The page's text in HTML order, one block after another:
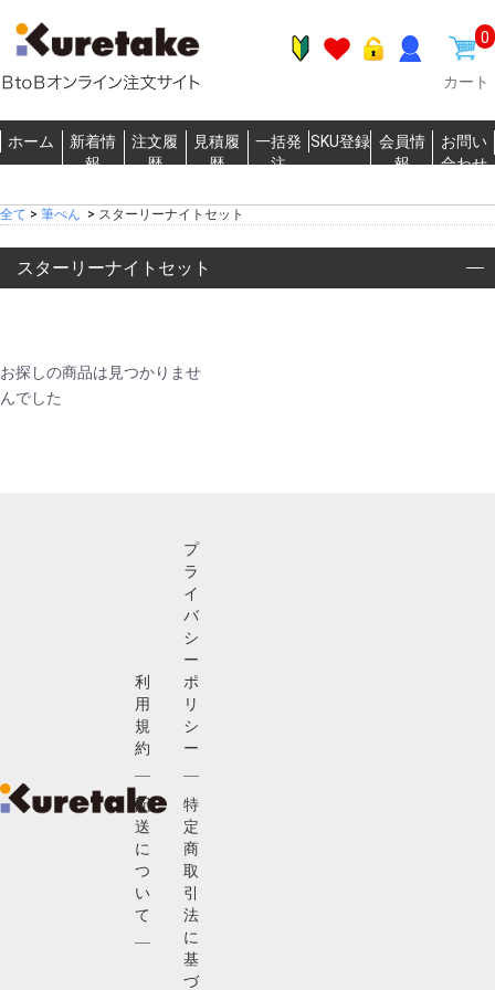
0
カート
ホーム
新着情
報
注文履
歴
見積履
歴
一括発
注
SKU登録 会員情
報
お問い
合わせ
全て > 筆ぺん > スターリーナイトセット
スターリーナイトセット
お探しの商品は見つかりませ
んでした
利
用
規
約
配
送
に
つ
い
て
プ
ラ
イ
バ
シ
ー
ポ
リ
シ
ー
特
定
商
取
引
法
に
基
づ